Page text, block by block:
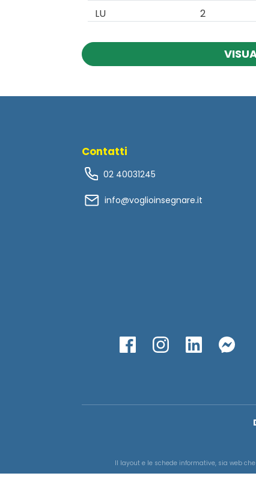
LU
2
Contatti
02 40031245
info@voglioinsegnare.it
Il layout e le schede informative, sia web